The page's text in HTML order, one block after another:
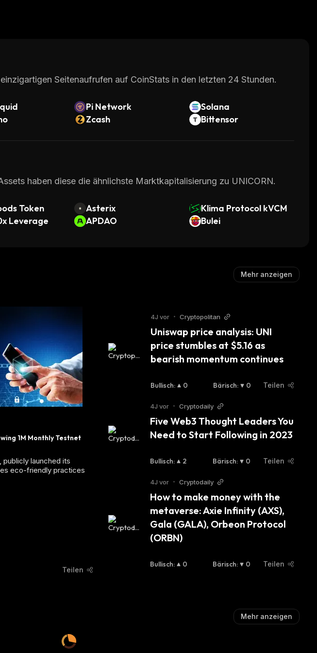
Seitenaufrufen auf CoinStats in den letzten 24 Stunden.
Pi Network
Solana
Zcash Bittensor
haben diese die ähnlichste Marktkapitalisierung zu UNICORN.
Token Asterix
Klima Protocol kVCM
Leverage APDAO Bulei
Mehr anzeigen
1M Monthly Testnet
launched its
eco-friendly practices
Teilen
4J vor • Cryptopolitan
Uniswap price analysis: UNI
price stumbles at $5.16 as
bearish momentum continues
Bullisch: 0 Bärisch: 0 Teilen
4J vor • Cryptodaily
Five Web3 Thought Leaders You
Need to Start Following in 2023
Bullisch: 2 Bärisch: 0 Teilen
4J vor • Cryptodaily
How to make money with the
metaverse: Axie Infinity (AXS),
Gala (GALA), Orbeon Protocol
(ORBN)
Bullisch: 0 Bärisch: 0 Teilen
Mehr anzeigen